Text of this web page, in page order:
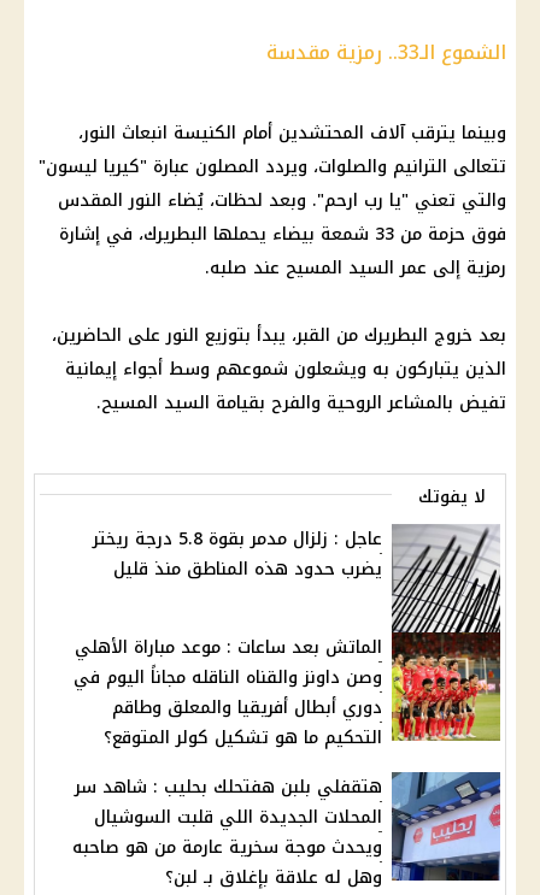
الشموع الـ33.. رمزية مقدسة
وبينما يترقب آلاف المحتشدين أمام الكنيسة انبعاث النور،
تتعالى الترانيم والصلوات، ويردد المصلون عبارة "كيريا ليسون"
والتي تعني "يا رب ارحم". وبعد لحظات، يُضاء النور المقدس
فوق حزمة من 33 شمعة بيضاء يحملها البطريرك، في إشارة
رمزية إلى عمر السيد المسيح عند صلبه.
بعد خروج البطريرك من القبر، يبدأ بتوزيع النور على الحاضرين،
الذين يتباركون به ويشعلون شموعهم وسط أجواء إيمانية
تفيض بالمشاعر الروحية والفرح بقيامة السيد المسيح.
لا يفوتك
عاجل : زلزال مدمر بقوة 5.8 درجة ريختر
يضرب حدود هذه المناطق منذ قليل
الماتش بعد ساعات : موعد مباراة الأهلي
وصن داونز والقناه الناقله مجاناً اليوم في
دوري أبطال أفريقيا والمعلق وطاقم
التحكيم ما هو تشكيل كولر المتوقع؟
هتقفلي بلبن هفتحلك بحليب : شاهد سر
المحلات الجديدة اللي قلبت السوشيال
ويحدث موجة سخرية عارمة من هو صاحبه
وهل له علاقة بإغلاق بـ لبن؟